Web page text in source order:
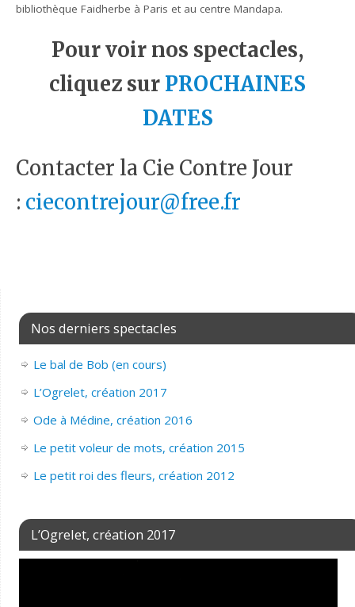
bibliothèque Faidherbe à Paris et au centre Mandapa.
Pour voir nos spectacles,
cliquez sur PROCHAINES
DATES
Contacter la Cie Contre Jour
: ciecontrejour@free.fr
Nos derniers spectacles
Le bal de Bob (en cours)
L’Ogrelet, création 2017
Ode à Médine, création 2016
Le petit voleur de mots, création 2015
Le petit roi des fleurs, création 2012
L’Ogrelet, création 2017